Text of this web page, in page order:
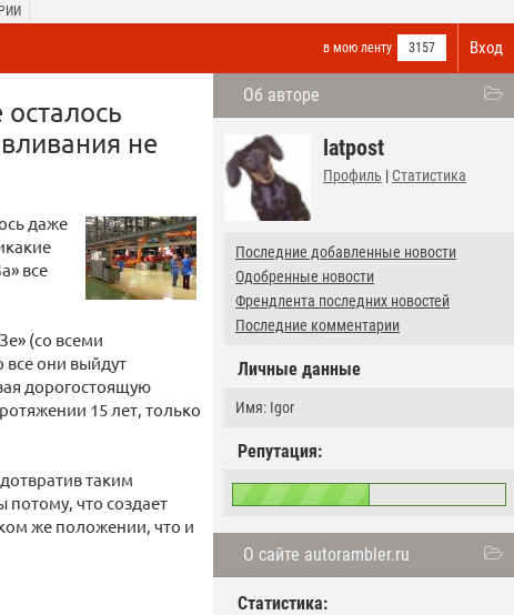
Вход
в мою ленту 3157
Об авторе
latpost
Профиль | Статистика
Последние добавленные новости
Одобренные новости
Френдлента последних новостей
Последние комментарии
Личные данные
Имя: Igor
Репутация:
О сайте autorambler.ru
Статистика:
не
даже
все
(со всеми
все они выйдут
дорогостоящую
15 лет, только
таким
что создает
же положении, что и